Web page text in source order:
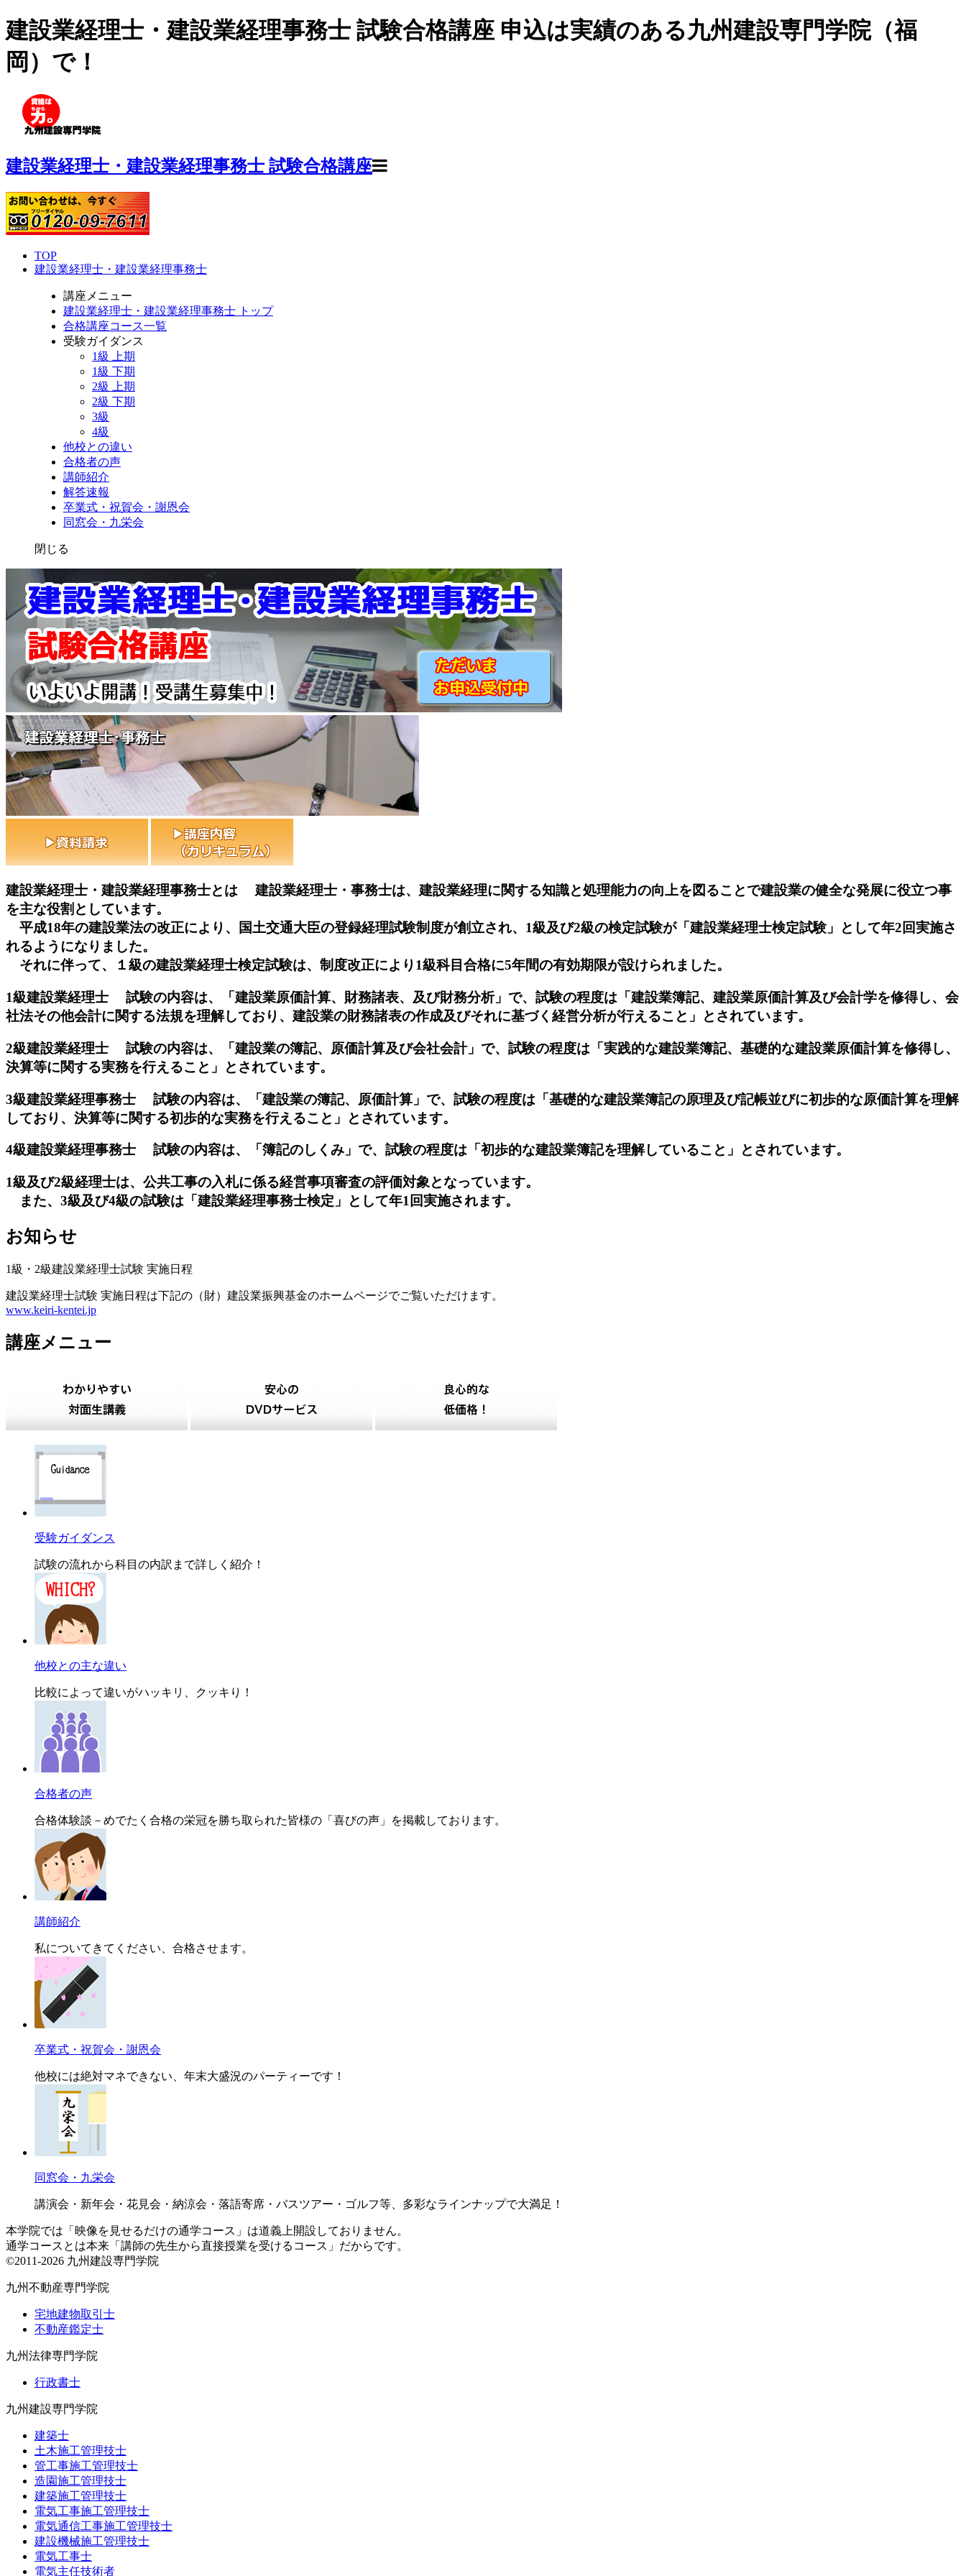
建設業経理士・建設業経理事務士 試験合格講座 申込は実績のある九州建設専門学院（福
岡）で！
建設業経理士・建設業経理事務士 試験合格講座
TOP
建設業経理士・建設業経理事務士
講座メニュー
建設業経理士・建設業経理事務士 トップ
合格講座コース一覧
受験ガイダンス
1級 上期
1級 下期
2級 上期
2級 下期
3級
4級
他校との違い
合格者の声
講師紹介
解答速報
卒業式・祝賀会・謝恩会
同窓会・九栄会
閉じる
建設業経理士・建設業経理事務士とは 建設業経理士・事務士は、建設業経理に関する知識と処理能力の向上を図ることで建設業の健全な発展に役立つ事
を主な役割としています。
平成18年の建設業法の改正により、国土交通大臣の登録経理試験制度が創立され、1級及び2級の検定試験が「建設業経理士検定試験」として年2回実施さ
れるようになりました。
それに伴って、１級の建設業経理士検定試験は、制度改正により1級科目合格に5年間の有効期限が設けられました。
1級建設業経理士 試験の内容は、「建設業原価計算、財務諸表、及び財務分析」で、試験の程度は「建設業簿記、建設業原価計算及び会計学を修得し、会
社法その他会計に関する法規を理解しており、建設業の財務諸表の作成及びそれに基づく経営分析が行えること」とされています。
2級建設業経理士 試験の内容は、「建設業の簿記、原価計算及び会社会計」で、試験の程度は「実践的な建設業簿記、基礎的な建設業原価計算を修得し、
決算等に関する実務を行えること」とされています。
3級建設業経理事務士 試験の内容は、「建設業の簿記、原価計算」で、試験の程度は「基礎的な建設業簿記の原理及び記帳並びに初歩的な原価計算を理解
しており、決算等に関する初歩的な実務を行えること」とされています。
4級建設業経理事務士 試験の内容は、「簿記のしくみ」で、試験の程度は「初歩的な建設業簿記を理解していること」とされています。
1級及び2級経理士は、公共工事の入札に係る経営事項審査の評価対象となっています。
また、3級及び4級の試験は「建設業経理事務士検定」として年1回実施されます。
お知らせ
1級・2級建設業経理士試験 実施日程
建設業経理士試験 実施日程は下記の（財）建設業振興基金のホームページでご覧いただけます。
www.keiri-kentei.jp
講座メニュー
受験ガイダンス
試験の流れから科目の内訳まで詳しく紹介！
他校との主な違い
比較によって違いがハッキリ、クッキり！
合格者の声
合格体験談－めでたく合格の栄冠を勝ち取られた皆様の「喜びの声」を掲載しております。
講師紹介
私についてきてください、合格させます。
卒業式・祝賀会・謝恩会
他校には絶対マネできない、年末大盛況のパーティーです！
同窓会・九栄会
講演会・新年会・花見会・納涼会・落語寄席・バスツアー・ゴルフ等、多彩なラインナップで大満足！
本学院では「映像を見せるだけの通学コース」は道義上開設しておりません。
通学コースとは本来「講師の先生から直接授業を受けるコース」だからです。
©2011-2026 九州建設専門学院
九州不動産専門学院
宅地建物取引士
不動産鑑定士
九州法律専門学院
行政書士
九州建設専門学院
建築士
土木施工管理技士
管工事施工管理技士
造園施工管理技士
建築施工管理技士
電気工事施工管理技士
電気通信工事施工管理技士
建設機械施工管理技士
電気工事士
電気主任技術者